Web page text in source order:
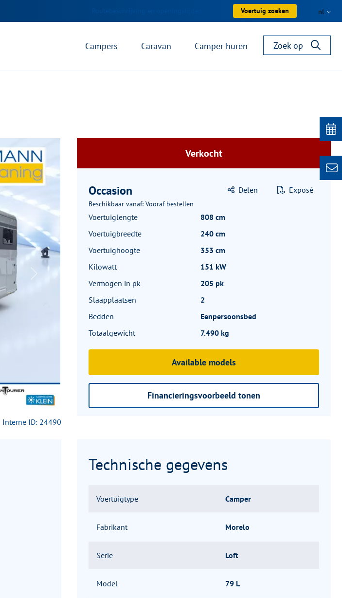
Voertuig zoeken nl
Campers Caravan Camper huren Zoek op
Interne ID: 24490
Verkocht
Occasion
Beschikbaar vanaf: Vooraf bestellen
Delen Exposé
Voertuiglengte
808 cm
Voertuigbreedte
240 cm
Voertuighoogte
353 cm
Kilowatt
151 kW
Vermogen in pk
205 pk
Slaapplaatsen
2
Bedden
Eenpersoonsbed
Totaalgewicht
7.490 kg
Available models
Financieringsvoorbeeld tonen
Technische gegevens
Voertuigtype Camper
Fabrikant Morelo
Serie Loft
Model 79 L